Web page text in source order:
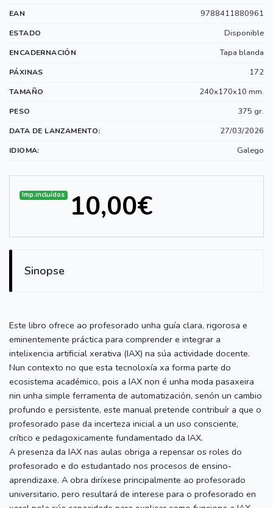
EAN 9788411880961
ESTADO Disponible
ENCADERNACIÓN Tapa blanda
PÁXINAS 172
TAMAÑO 240x170x10 mm.
PESO 375 gr.
DATA DE LANZAMENTO: 27/03/2026
IDIOMA: Galego
Imp.incluídos 10,00€
Sinopse
Este libro ofrece ao profesorado unha guía clara, rigorosa e
eminentemente práctica para comprender e integrar a
intelixencia artificial xerativa (IAX) na súa actividade docente.
Nun contexto no que esta tecnoloxía xa forma parte do
ecosistema académico, pois a IAX non é unha moda pasaxeira
nin unha simple ferramenta de automatización, senón un cambio
profundo e persistente, este manual pretende contribuír a que o
profesorado pase da incerteza inicial a un uso consciente,
crítico e pedagoxicamente fundamentado da IAX.
A presenza da IAX nas aulas obriga a repensar os roles do
profesorado e do estudantado nos procesos de ensino-
aprendizaxe. A obra diríxese principalmente ao profesorado
universitario, pero resultará de interese para o profesorado en